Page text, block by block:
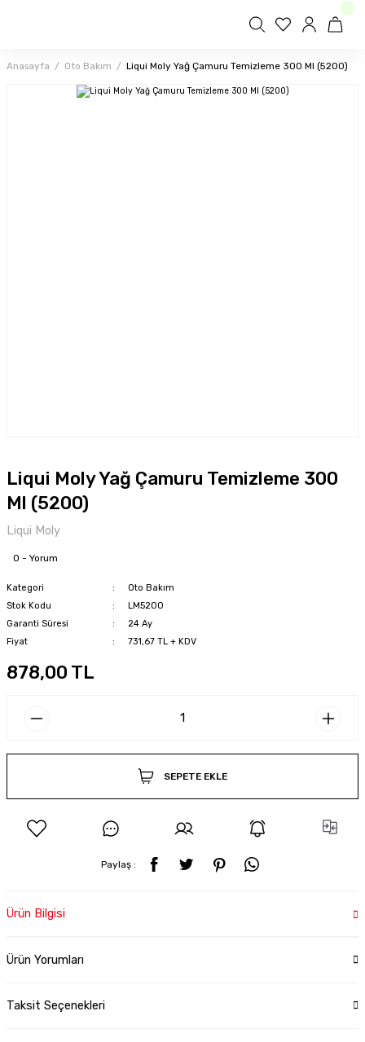
Anasayfa Oto Bakım Liqui Moly Yağ Çamuru Temizleme 300 Ml (5200)
Liqui Moly Yağ Çamuru Temizleme 300
Ml (5200)
Liqui Moly
0 - Yorum
Kategori
Oto Bakım
Stok Kodu
LM5200
Garanti Süresi
24 Ay
Fiyat
731,67 TL + KDV
878,00 TL
SEPETE EKLE
Paylaş :
Ürün Bilgisi
Ürün Yorumları
Taksit Seçenekleri